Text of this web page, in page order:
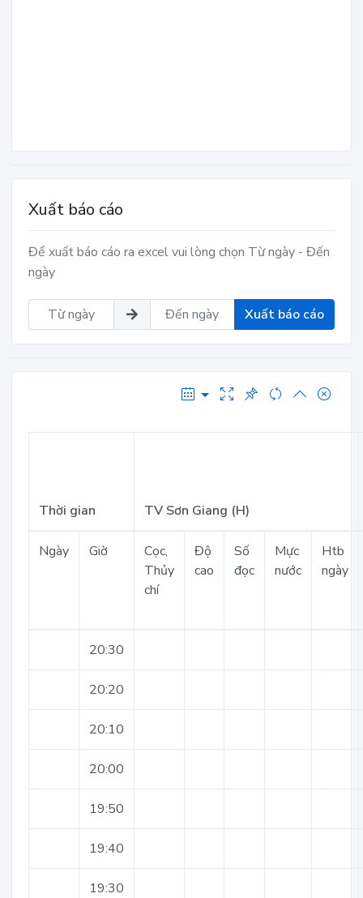
Xuất báo cáo
Để xuất báo cáo ra excel vui lòng chọn Từ ngày - Đến
ngày
Xuất báo cáo
Thời gian TV Sơn Giang (H)
Ngày Giờ
Cọc,
Thủy
chí
Độ
cao
Số
đọc
Mực
nước
Htb
ngày
20:30
20:20
20:10
20:00
19:50
19:40
19:30